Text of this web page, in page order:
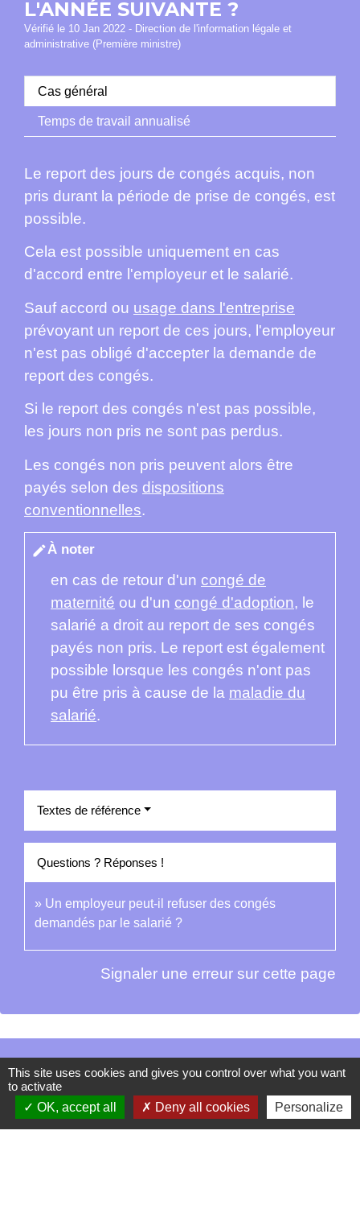
L'ANNÉE SUIVANTE ?
Vérifié le 10 Jan 2022 - Direction de l'information légale et
administrative (Première ministre)
Cas général
Temps de travail annualisé
Le report des jours de congés acquis, non
pris durant la période de prise de congés, est
possible.
Cela est possible uniquement en cas
d'accord entre l'employeur et le salarié.
Sauf accord ou usage dans l'entreprise
prévoyant un report de ces jours, l'employeur
n'est pas obligé d'accepter la demande de
report des congés.
Si le report des congés n'est pas possible,
les jours non pris ne sont pas perdus.
Les congés non pris peuvent alors être
payés selon des dispositions
conventionnelles.
editÀ noter
en cas de retour d'un congé de
maternité ou d'un congé d'adoption, le
salarié a droit au report de ses congés
payés non pris. Le report est également
possible lorsque les congés n'ont pas
pu être pris à cause de la maladie du
salarié.
Textes de référence
Questions ? Réponses !
Un employeur peut-il refuser des congés
demandés par le salarié ?
Signaler une erreur sur cette page
Contacts
La Garde-Adhémar
25, rue Pauline de Simiane
This site uses cookies and gives you control over what you want
to activate
OK, accept all
Deny all cookies Personalize